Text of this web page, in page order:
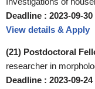
Deadline : 2023-09-30
View details & Apply
(21) Postdoctoral
researcher in
Deadline : 2023-09-24